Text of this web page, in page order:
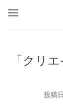
「クリ
投稿